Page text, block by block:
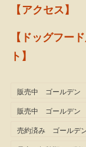
【アクセス】
【ドッグフー
ト】
販売中 ゴールデン
販売中 ゴールデン
売約済み ゴールデ